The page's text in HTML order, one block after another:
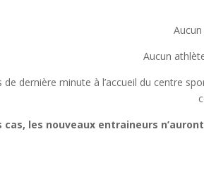
Aucun
dernière minute à l’accueil du centre
cas, les nouveaux entraineurs